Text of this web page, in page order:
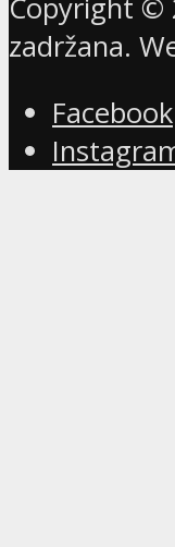
Copyright ©
zadržana.
Facebook